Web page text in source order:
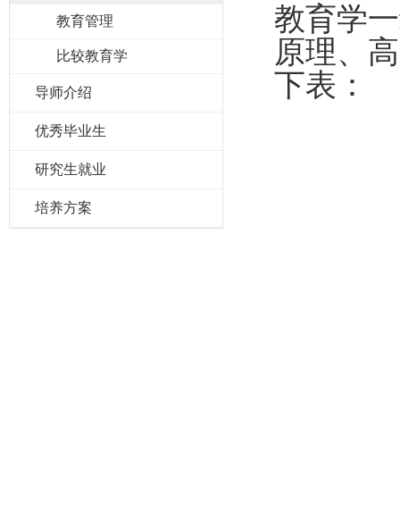
教育管理
比较教育学
导师介绍
优秀毕业生
研究生就业
培养方案
教育学
原理、
下表：